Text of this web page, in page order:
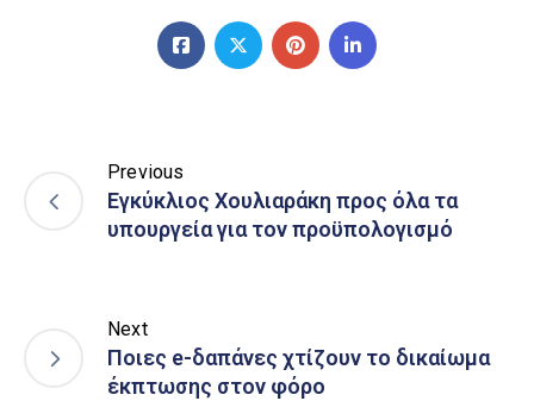
Previous
Εγκύκλιος Χουλιαράκη προς όλα τα
υπουργεία για τον προϋπολογισμό
Next
Ποιες e-δαπάνες χτίζουν το δικαίωμα
έκπτωσης στον φόρο